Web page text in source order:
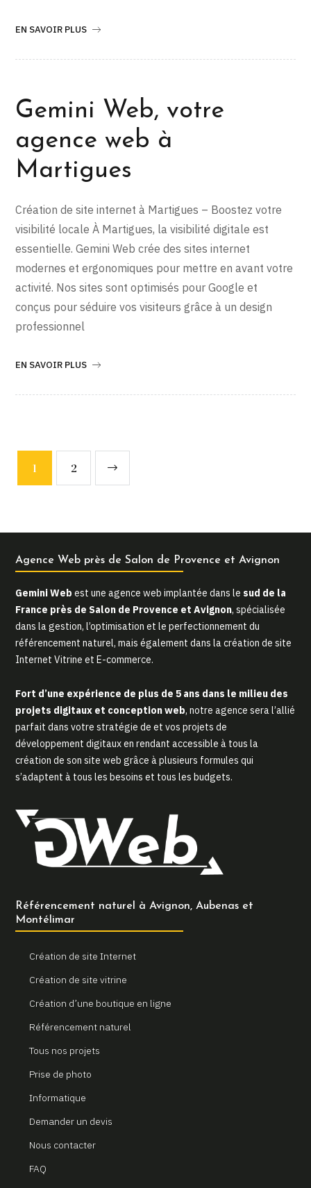
EN SAVOIR PLUS
Gemini Web, votre
agence web à
Martigues
Création de site internet à Martigues – Boostez votre
visibilité locale À Martigues, la visibilité digitale est
essentielle. Gemini Web crée des sites internet
modernes et ergonomiques pour mettre en avant votre
activité. Nos sites sont optimisés pour Google et
conçus pour séduire vos visiteurs grâce à un design
professionnel
EN SAVOIR PLUS
1 2
Agence Web près de Salon de Provence et Avignon
Gemini Web est une agence web implantée dans le sud de la
France près de Salon de Provence et Avignon, spécialisée
dans la gestion, l’optimisation et le perfectionnement du
référencement naturel, mais également dans la création de site
Internet Vitrine et E-commerce.
Fort d’une expérience de plus de 5 ans dans le milieu des
projets digitaux et conception web, notre agence sera l’allié
parfait dans votre stratégie de et vos projets de
développement digitaux en rendant accessible à tous la
création de son site web grâce à plusieurs formules qui
s’adaptent à tous les besoins et tous les budgets.
Référencement naturel à Avignon, Aubenas et
Montélimar
Création de site Internet
Création de site vitrine
Création d’une boutique en ligne
Référencement naturel
Tous nos projets
Prise de photo
Informatique
Demander un devis
Nous contacter
FAQ